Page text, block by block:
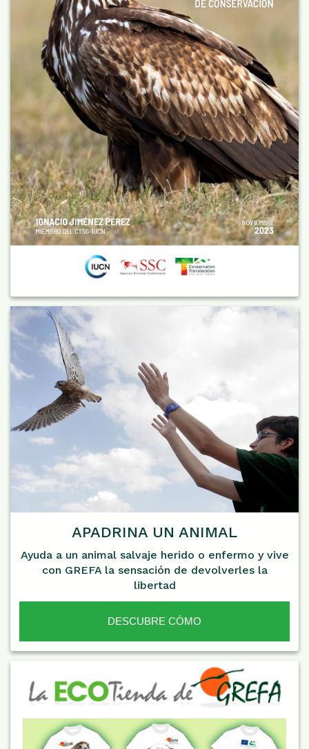
APADRINA UN ANIMAL
Ayuda a un animal salvaje herido o enfermo y vive
con GREFA la sensación de devolverles la
libertad
DESCUBRE CÓMO